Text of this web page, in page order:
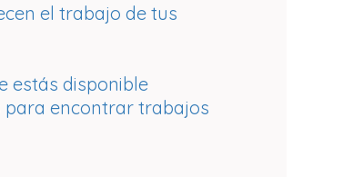
el trabajo de tus
estás disponible
para encontrar trabajos